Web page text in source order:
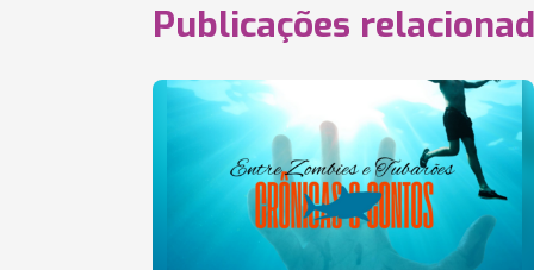
Publicações